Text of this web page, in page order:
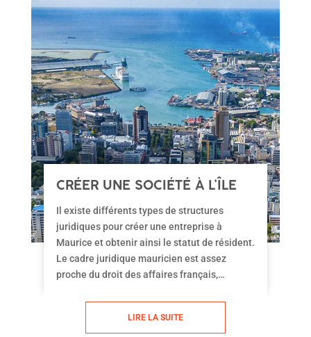
CRÉER UNE SOCIÉTÉ À L’ÎLE
MAURICE
Il existe différents types de structures
juridiques pour créer une entreprise à
Maurice et obtenir ainsi le statut de résident.
Le cadre juridique mauricien est assez
proche du droit des affaires français,
passant par les diverses formules de
LIRE LA SUITE